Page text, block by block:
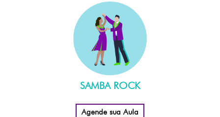
SAMBA ROCK
Agende sua Aula